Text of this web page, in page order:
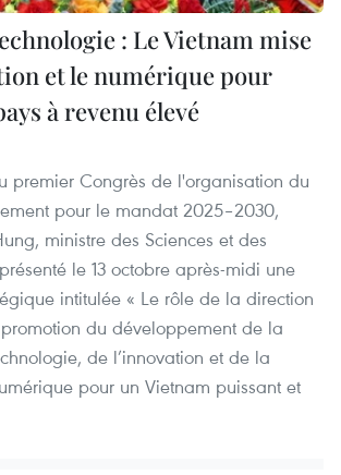
: Le Vietnam mise
et le numérique pour
à revenu élevé
premier Congrès de l'organisation du
pour le mandat 2025–2030,
ministre des Sciences et des
le 13 octobre après-midi une
intitulée « Le rôle de la direction
du développement de la
de l’innovation et de la
pour un Vietnam puissant et